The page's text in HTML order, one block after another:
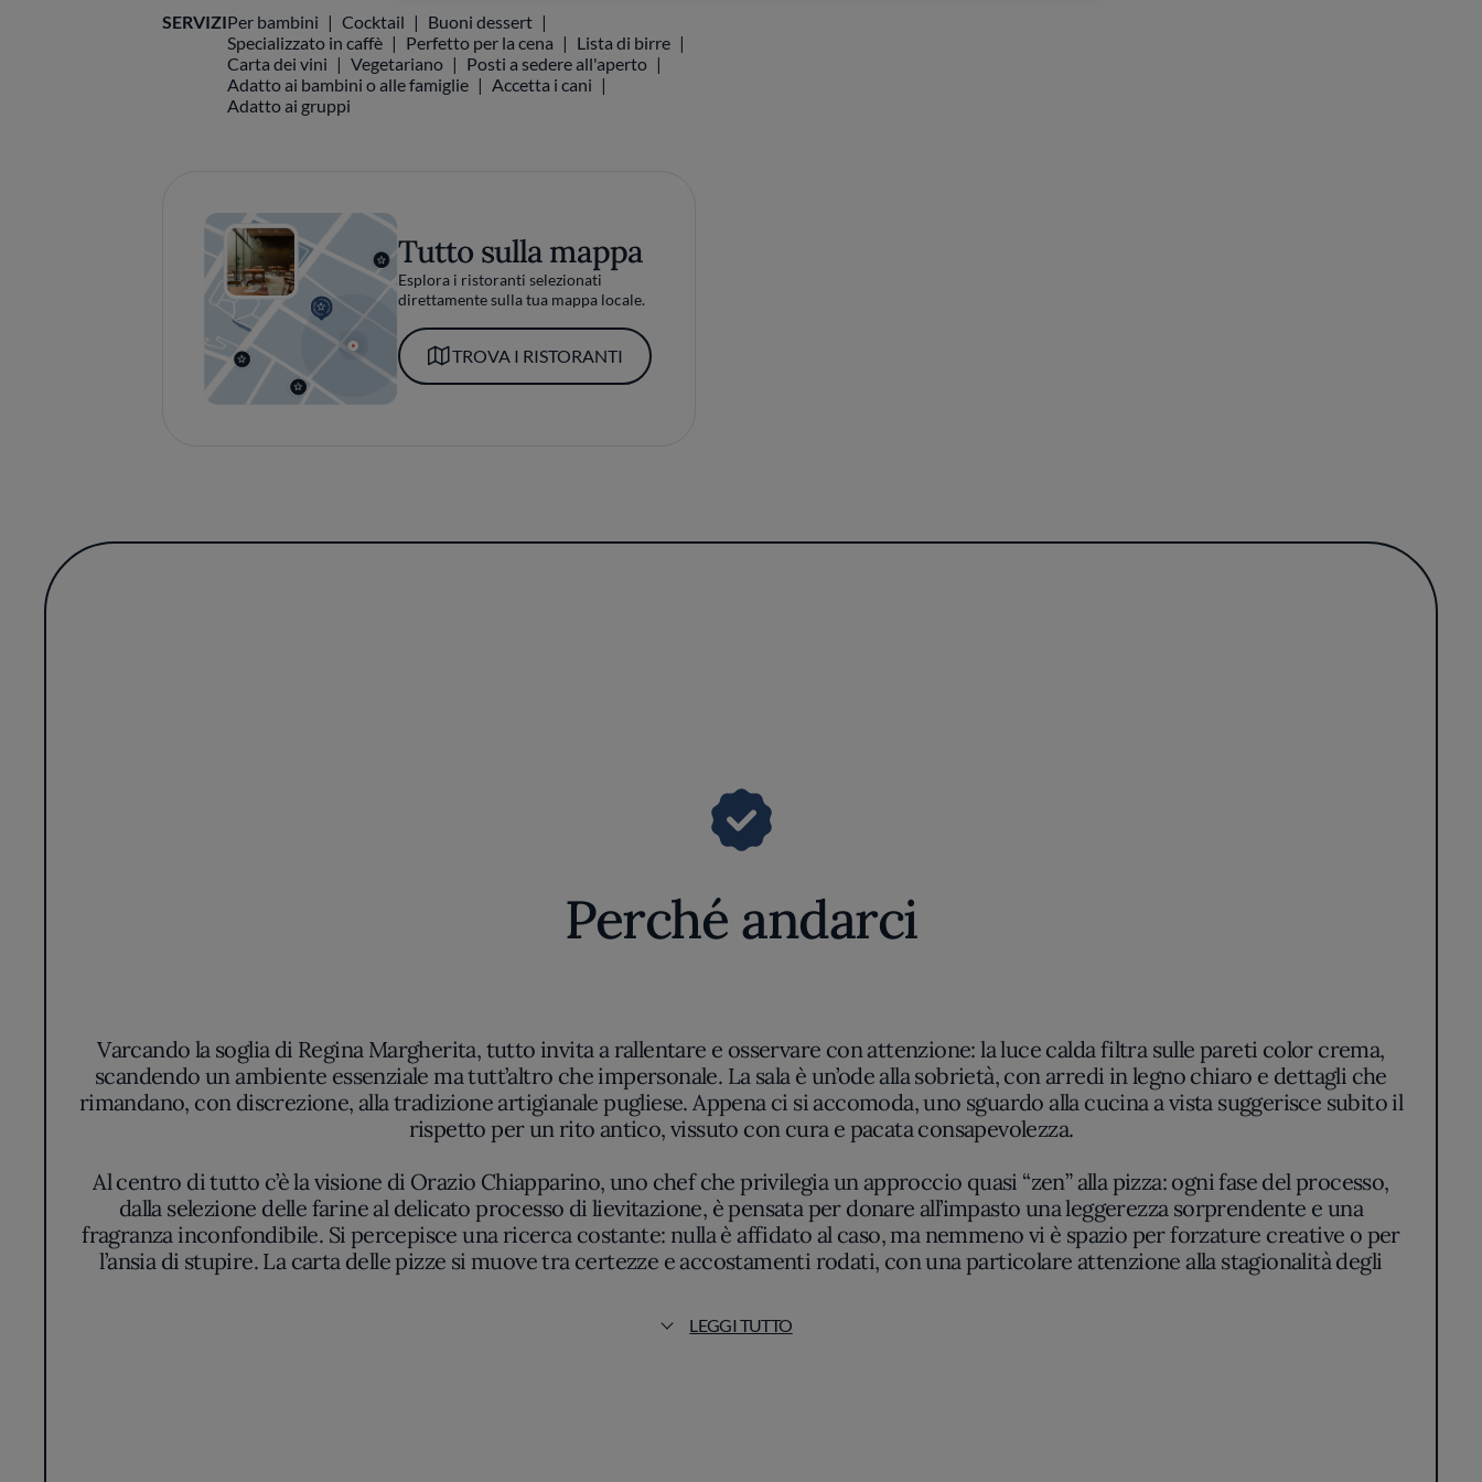
SERVIZIPer bambini Cocktail
Buoni dessert
Specializzato in caffè
Perfetto per la cena
Lista di birre
Carta dei vini
Vegetariano
Posti a sedere all'aperto
Adatto ai bambini o alle famiglie
Accetta i cani
Adatto ai gruppi
Tutto sulla mappa
Esplora i ristoranti selezionati
direttamente sulla tua mappa locale.
TROVA I RISTORANTI
Perché andarci
Varcando la soglia di Regina Margherita, tutto invita a rallentare e osservare con attenzione: la luce calda filtra sulle pareti color crema,
scandendo un ambiente essenziale ma tutt’altro che impersonale. La sala è un’ode alla sobrietà, con arredi in legno chiaro e dettagli che
rimandano, con discrezione, alla tradizione artigianale pugliese. Appena ci si accomoda, uno sguardo alla cucina a vista suggerisce subito il
rispetto per un rito antico, vissuto con cura e pacata consapevolezza.
Al centro di tutto c’è la visione di Orazio Chiapparino, uno chef che privilegia un approccio quasi “zen” alla pizza: ogni fase del processo,
dalla selezione delle farine al delicato processo di lievitazione, è pensata per donare all’impasto una leggerezza sorprendente e una
fragranza inconfondibile. Si percepisce una ricerca costante: nulla è affidato al caso, ma nemmeno vi è spazio per forzature creative o per
l’ansia di stupire. La carta delle pizze si muove tra certezze e accostamenti rodati, con una particolare attenzione alla stagionalità degli
Il colpo d’occhio più immediato è la Margherita, che qui trova una veste quasi austera e al tempo stesso perfettamente bilanciata. Il bordo
LEGGI TUTTO